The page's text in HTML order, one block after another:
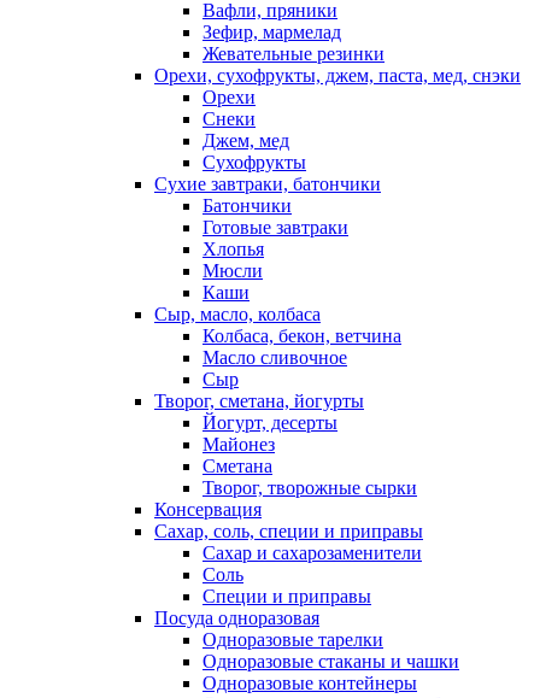
Вафли, пряники
Зефир, мармелад
Жевательные резинки
Орехи, сухофрукты, джем, паста, мед, снэки
Орехи
Снеки
Джем, мед
Сухофрукты
Сухие завтраки, батончики
Батончики
Готовые завтраки
Хлопья
Мюсли
Каши
Сыр, масло, колбаса
Колбаса, бекон, ветчина
Масло сливочное
Сыр
Творог, сметана, йогурты
Йогурт, десерты
Майонез
Сметана
Творог, творожные сырки
Консервация
Сахар, соль, специи и приправы
Сахар и сахарозаменители
Соль
Специи и приправы
Посуда одноразовая
Одноразовые тарелки
Одноразовые стаканы и чашки
Одноразовые контейнеры